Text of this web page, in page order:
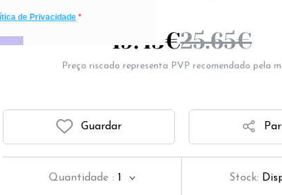
19.43€25.65€
Preço riscado representa PVP recomendado pela
Guardar
Quantidade : 1 Stock: